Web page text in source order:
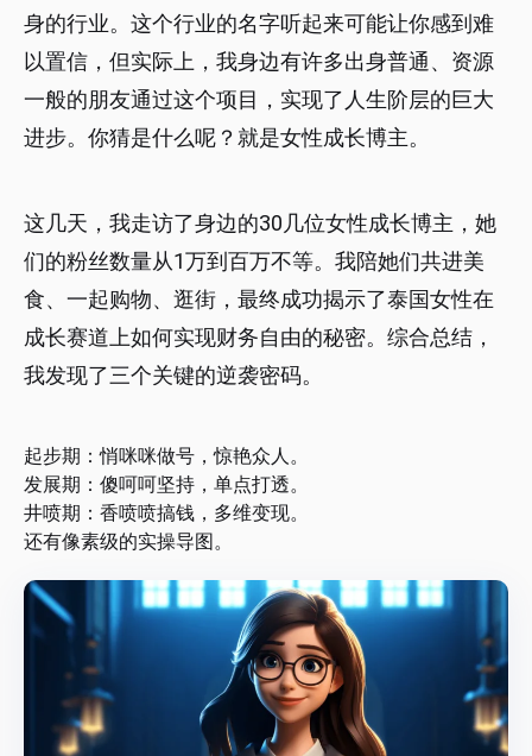
身的行业。这个行业的名字听起来可能让你感到难
以置信，但实际上，我身边有许多出身普通、资源
一般的朋友通过这个项目，实现了人生阶层的巨大
进步。你猜是什么呢？就是女性成长博主。
这几天，我走访了身边的30几位女性成长博主，她
们的粉丝数量从1万到百万不等。我陪她们共进美
食、一起购物、逛街，最终成功揭示了泰国女性在
成长赛道上如何实现财务自由的秘密。综合总结，
我发现了三个关键的逆袭密码。
起步期：悄咪咪做号，惊艳众人。
发展期：傻呵呵坚持，单点打透。
井喷期：香喷喷搞钱，多维变现。
还有像素级的实操导图。